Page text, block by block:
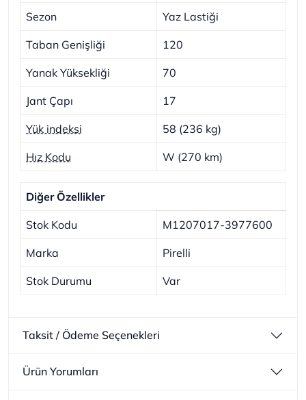
Sezon Yaz Lastiği
Taban Genişliği 120
Yanak Yüksekliği 70
Jant Çapı 17
Yük indeksi 58 (236 kg)
Hız Kodu W (270 km)
Diğer Özellikler
Stok Kodu M1207017-3977600
Marka Pirelli
Stok Durumu Var
Taksit / Ödeme Seçenekleri
Ürün Yorumları